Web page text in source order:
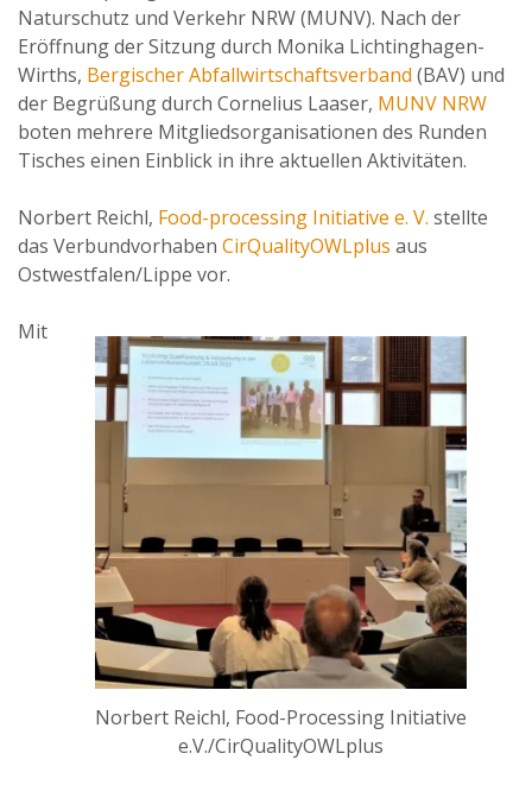
Naturschutz und Verkehr NRW (MUNV). Nach der
Eröffnung der Sitzung durch Monika Lichtinghagen-
Wirths, Bergischer Abfallwirtschaftsverband (BAV) und
der Begrüßung durch Cornelius Laaser, MUNV NRW
boten mehrere Mitgliedsorganisationen des Runden
Tisches einen Einblick in ihre aktuellen Aktivitäten.
Norbert Reichl, Food-processing Initiative e. V. stellte
das Verbundvorhaben CirQualityOWLplus aus
Ostwestfalen/Lippe vor.
Norbert Reichl, Food-Processing Initiative
e.V./CirQualityOWLplus
Mit